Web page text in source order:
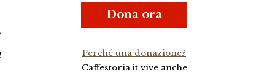
Dona ora
Perché una donazione?
Caffestoria.it vive anche